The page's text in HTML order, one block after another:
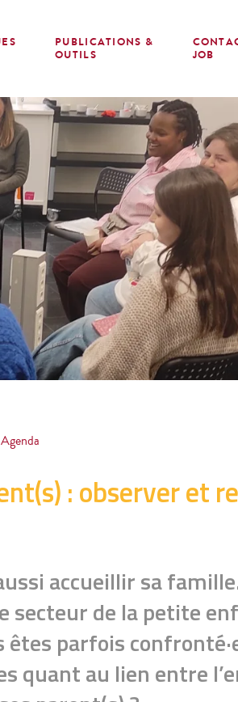
PUBLICATIONS &
OUTILS
JOB
Agenda
: observer et
accueillir sa
secteur de la petite
parfois
quant au lien entre